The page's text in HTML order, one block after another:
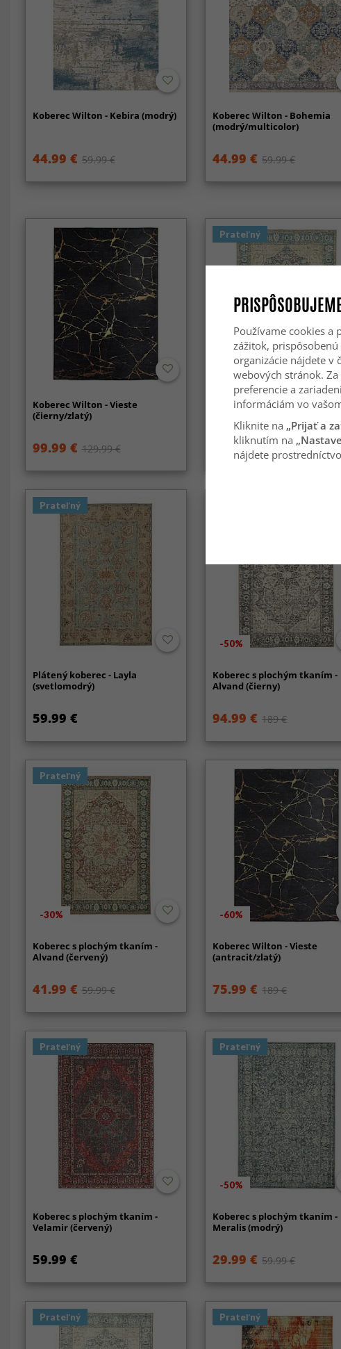
Koberec Wilton - Kebira (modrý)
44.99 € 59.99 €
Koberec Wilton - Bohemia
(modrý/multicolor)
44.99 € 59.99 €
Koberec Wilton - Vieste
(čierny/zlatý)
99.99 € 129.99 €
Prateľný
-50%
Koberec s plochým tkaním -
29.99 € 59.99 €
Prateľný
Plátený koberec - Layla
(svetlomodrý)
59.99 €
-50%
Koberec s plochým tkaním -
Alvand (čierny)
94.99 € 189 €
Prateľný
-30%
Koberec s plochým tkaním -
Alvand (červený)
41.99 € 59.99 €
-60%
Koberec Wilton - Vieste
(antracit/zlatý)
75.99 € 189 €
Prateľný
Koberec s plochým tkaním -
Velamir (červený)
59.99 €
Prateľný
-50%
Koberec s plochým tkaním -
Meralis (modrý)
29.99 € 59.99 €
Prateľný Prateľný
Používame cookies a
zážitok,
organizácie nájdete v
webových stránok.
preferencie a
informáciám vo
Kliknite na „Prijať a
kliknutím na
nájdete